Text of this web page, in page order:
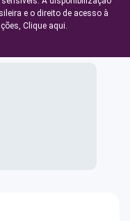
e o direito de acesso à
Clique aqui.